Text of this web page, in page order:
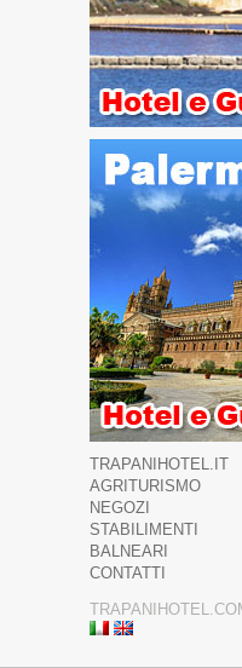
TRAPANIHOTEL.IT
AGRITURISMO
NEGOZI
STABILIMENTI
BALNEARI
CONTATTI